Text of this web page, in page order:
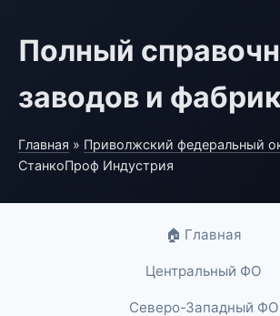
Полный
заводов и
Главная » Приволжский федеральный
СтанкоПроф Индустрия
🏠 Главная
Центральный ФО
Северо-Западный ФО